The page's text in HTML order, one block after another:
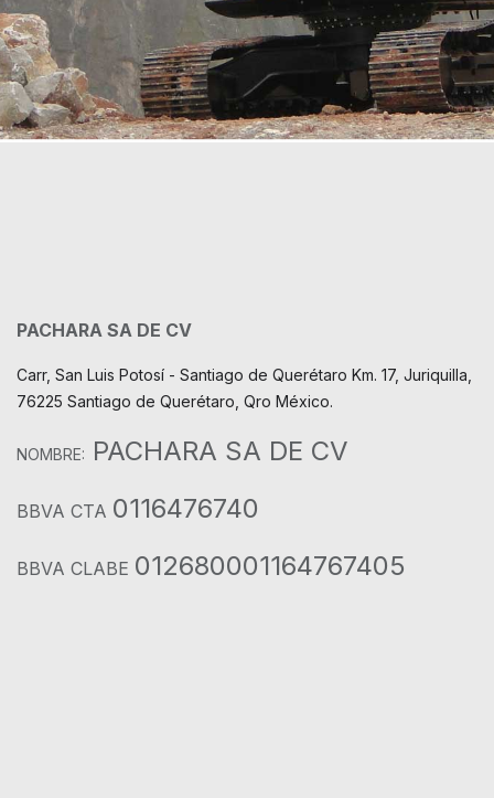
PACHARA SA DE CV
Carr, San Luis Potosí - Santiago de Querétaro Km. 17, Juriquilla,
76225 Santiago de Querétaro, Qro México.
NOMBRE: PACHARA SA DE CV
BBVA CTA 0116476740
BBVA CLABE 012680001164767405